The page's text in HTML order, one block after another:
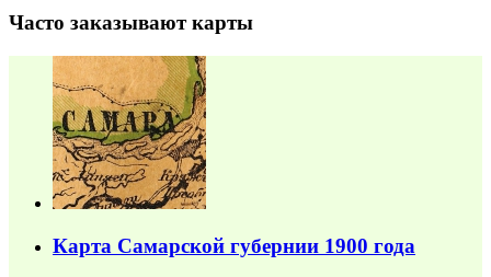
Часто заказывают карты
Карта Самарской губернии 1900 года